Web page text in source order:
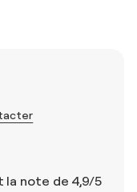
la note de 4,9/5